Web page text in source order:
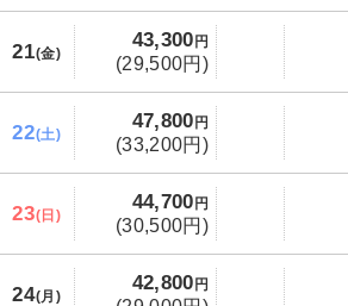
21(金)
43,300 円
(29,500円)
22(土)
47,800 円
(33,200円)
23(日)
44,700 円
(30,500円)
24(月)
42,800 円